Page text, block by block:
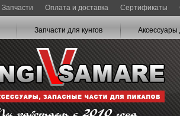
Запчасти Оплата и доставка Сертификаты
Запчасти для кунгов Аксессуары